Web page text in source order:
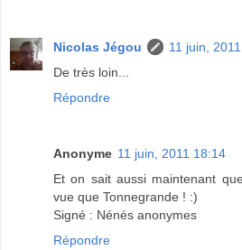
Nicolas Jégou
11 juin,
De très loin...
Répondre
Anonyme 11 juin, 2011 18:14
Et on sait aussi maintenant
vue que Tonnegrande ! :)
Signé : Nénés anonymes
Répondre